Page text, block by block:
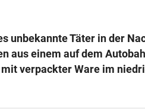
unbekannte Täter in der
aus einem auf dem
verpackter Ware im